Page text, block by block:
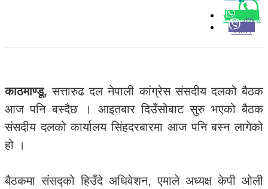
Whatsapp
Viber
काठमाण्डू, सत्तारुढ दल नेपाली कांग्रेस संसदीय दलको बैठक
आज पनि बस्दैछ । आइतबार दिउँसोबाट सुरु भएको बैठक
संसदीय दलको कार्यालय सिंहदरबारमा आज पनि बस्न लागेको
हो ।
बैठकमा संसद्को हिउँदे अधिवेशन, एमाले अध्यक्ष केपी ओली